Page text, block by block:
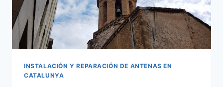
INSTALACIÓN Y REPARACIÓN DE ANTENAS EN
CATALUNYA